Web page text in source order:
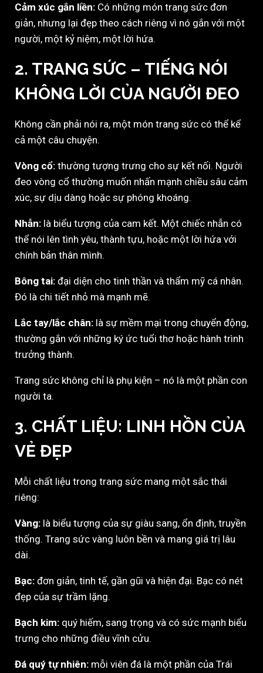
Cảm xúc gắn liền: Có những món trang sức đơn
giản, nhưng lại đẹp theo cách riêng vì nó gắn với một
người, một kỷ niệm, một lời hứa.
2. TRANG SỨC – TIẾNG NÓI
KHÔNG LỜI CỦA NGƯỜI ĐEO
Không cần phải nói ra, một món trang sức có thể kể
cả một câu chuyện.
Vòng cổ: thường tượng trưng cho sự kết nối. Người
đeo vòng cổ thường muốn nhấn mạnh chiều sâu cảm
xúc, sự dịu dàng hoặc sự phóng khoáng.
Nhẫn: là biểu tượng của cam kết. Một chiếc nhẫn có
thể nói lên tình yêu, thành tựu, hoặc một lời hứa với
chính bản thân mình.
Bông tai: đại diện cho tinh thần và thẩm mỹ cá nhân.
Đó là chi tiết nhỏ mà mạnh mẽ.
Lắc tay/lắc chân: là sự mềm mại trong chuyển động,
thường gắn với những ký ức tuổi thơ hoặc hành trình
trưởng thành.
Trang sức không chỉ là phụ kiện – nó là một phần con
người ta.
3. CHẤT LIỆU: LINH HỒN CỦA
VẺ ĐẸP
Mỗi chất liệu trong trang sức mang một sắc thái
riêng:
Vàng: là biểu tượng của sự giàu sang, ổn định, truyền
thống. Trang sức vàng luôn bền và mang giá trị lâu
dài.
Bạc: đơn giản, tinh tế, gần gũi và hiện đại. Bạc có nét
đẹp của sự trầm lặng.
Bạch kim: quý hiếm, sang trọng và có sức mạnh biểu
trưng cho những điều vĩnh cửu.
Đá quý tự nhiên: mỗi viên đá là một phần của Trái